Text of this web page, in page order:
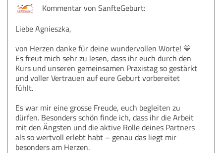
Kommentar von SanfteGeburt:
Liebe Agnieszka,
von Herzen danke für deine wundervollen Worte! 💛
Es freut mich sehr zu lesen, dass ihr euch durch den
Kurs und unseren gemeinsamen Praxistag so gestärkt
und voller Vertrauen auf eure Geburt vorbereitet
fühlt.
Es war mir eine grosse Freude, euch begleiten zu
dürfen. Besonders schön finde ich, dass ihr die Arbeit
mit den Ängsten und die aktive Rolle deines Partners
als so wertvoll erlebt habt – genau das liegt mir
besonders am Herzen.